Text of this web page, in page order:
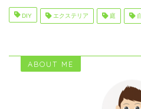
DIY エクステリア 庭
ABOUT ME